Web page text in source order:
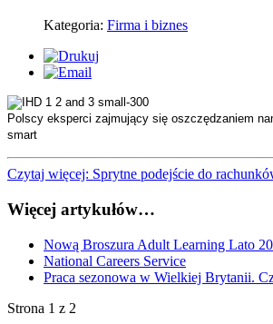
Kategoria: Firma i biznes
Polscy eksperci zajmujący się oszczędzaniem
smart
Czytaj więcej: Sprytne podejście do
Więcej artykułów…
Nową Broszura Adult Learning Lato
National Careers Service
Praca sezonowa w Wielkiej Brytanii.
Strona 1 z 2